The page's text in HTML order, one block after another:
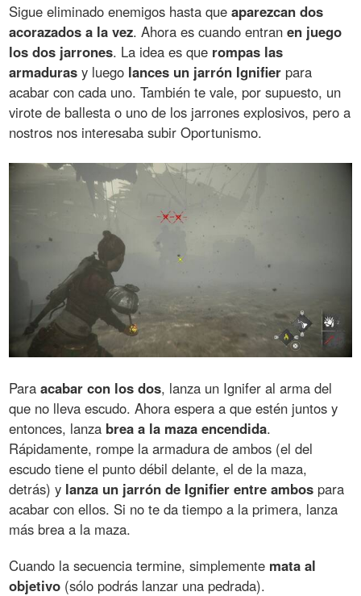
Sigue eliminado enemigos hasta queaparezcan dos
acorazados a la vez. Ahora es cuando entranen juego
los dos jarrones. La idea es que rompas las
armaduras y luego lances un jarrón Ignifier para
acabar con cada uno. También te vale, por supuesto, un
virote de ballesta o uno de los jarrones explosivos, pero a
nostros nos interesaba subir Oportunismo.
Paraacabar con los dos, lanza un Ignifer al arma del
que no lleva escudo. Ahora espera a que estén juntos y
entonces, lanza brea a la maza encendida.
Rápidamente, rompe la armadura de ambos (el del
escudo tiene el punto débil delante, el de la maza,
detrás) y lanza un jarrón de Ignifier entre ambos para
acabar con ellos. Si no te da tiempo a la primera, lanza
más brea a la maza.
Cuando la secuencia termine, simplemente mata al
objetivo (sólo podrás lanzar una pedrada).